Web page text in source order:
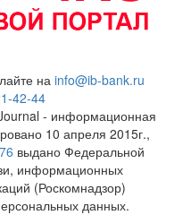
на info@ib-bank.ru
42-44
- информационная
10 апреля 2015г.,
выдано Федеральной
информационных
(Роскомнадзор)
данных.